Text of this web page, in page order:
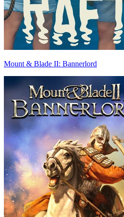
Mount & Blade II: Bannerlord